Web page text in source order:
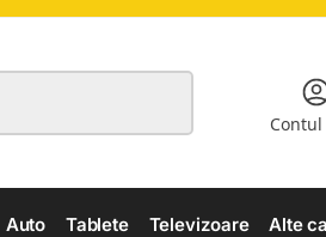
Auto Tablete Televizoare Alte